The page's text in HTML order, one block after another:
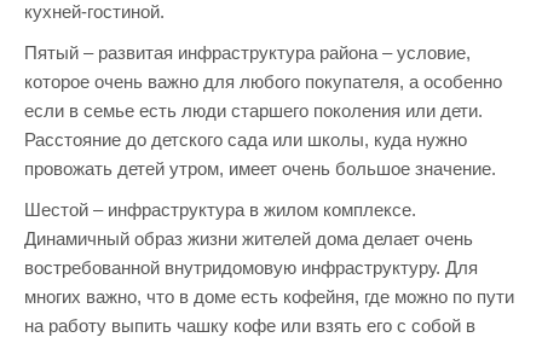
кухней-гостиной.
Пятый – развитая инфраструктура района – условие,
которое очень важно для любого покупателя, а особенно
если в семье есть люди старшего поколения или дети.
Расстояние до детского сада или школы, куда нужно
провожать детей утром, имеет очень большое значение.
Шестой – инфраструктура в жилом комплексе.
Динамичный образ жизни жителей дома делает очень
востребованной внутридомовую инфраструктуру. Для
многих важно, что в доме есть кофейня, где можно по пути
на работу выпить чашку кофе или взять его с собой в